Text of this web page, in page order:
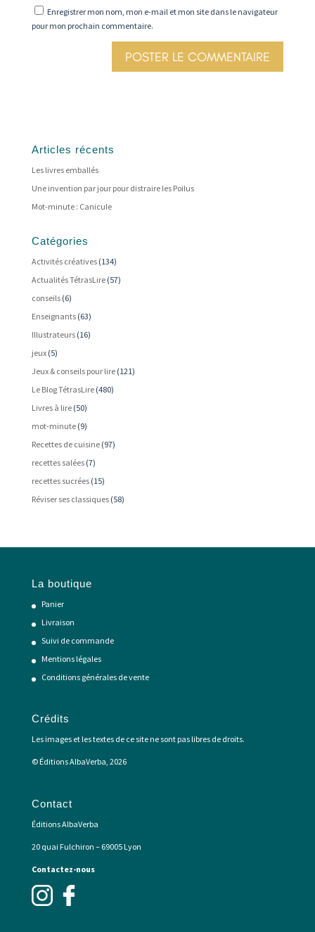
Enregistrer mon nom, mon e-mail et mon site dans le navigateur
pour mon prochain commentaire.
Articles récents
Les livres emballés
Une invention par jour pour distraire les Poilus
Mot-minute : Canicule
Catégories
Activités créatives(134)
Actualités TétrasLire(57)
conseils(6)
Enseignants(63)
Illustrateurs(16)
jeux(5)
Jeux & conseils pour lire(121)
Le Blog TétrasLire(480)
Livres à lire(50)
mot-minute(9)
Recettes de cuisine(97)
recettes salées(7)
recettes sucrées(15)
Réviser ses classiques(58)
La boutique
Panier
Livraison
Suivi de commande
Mentions légales
Conditions générales de vente
Crédits
Les images et les textes de ce site ne sont pas libres de droits.
© Éditions AlbaVerba, 2026
Contact
Éditions AlbaVerba
20 quai Fulchiron – 69005 Lyon
Contactez-nous